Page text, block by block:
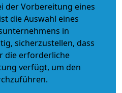
der Vorbereitung eines
die Auswahl eines
in
sicherzustellen, dass
die erforderliche
verfügt, um den